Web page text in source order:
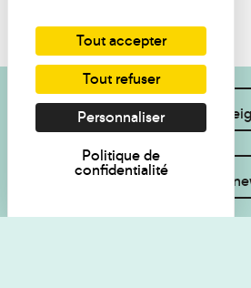
Je souhaite des
Inscrivez-vous à la
Tout accepter
Tout refuser
Personnaliser
Politique de
confidentialité